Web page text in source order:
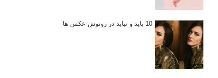
10 باید و نباید در روتوش عکس ها